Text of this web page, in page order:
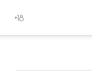
+18